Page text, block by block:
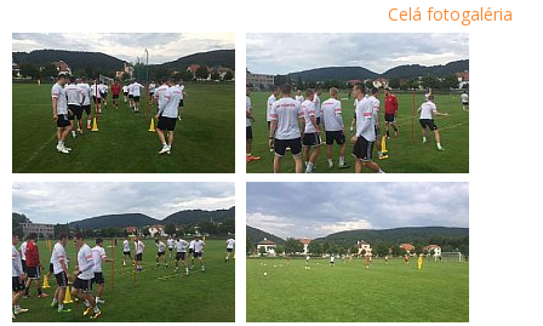
Celá fotogaléria